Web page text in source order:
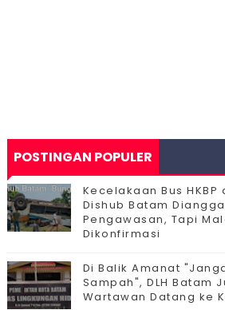
POSTINGAN POPULER
Kecelakaan Bus HKBP
Dishub Batam
Pengawasan, Tapi
Dikonfirmasi
Di Balik Amanat
Sampah", DLH Batam
Wartawan Datang ke